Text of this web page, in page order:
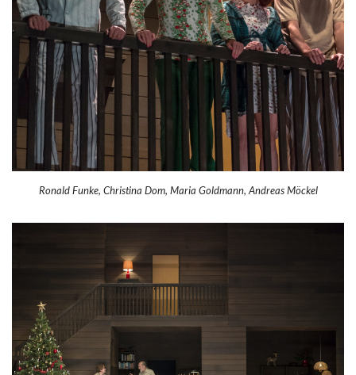
Ronald Funke, Christina Dom, Maria Goldmann, Andreas Möckel